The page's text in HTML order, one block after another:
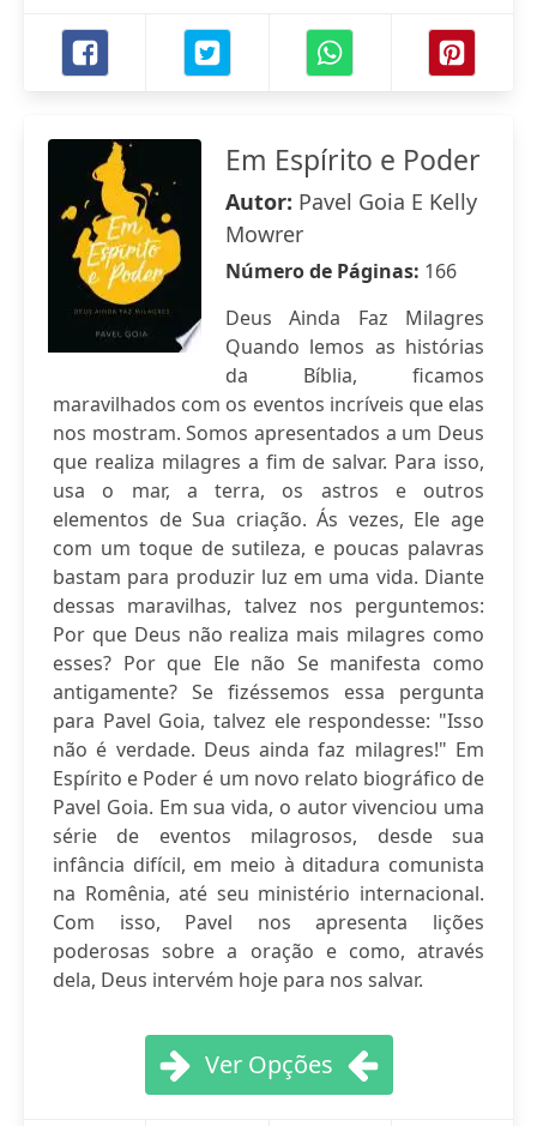
Em Espírito e Poder
Autor: Pavel Goia E Kelly
Mowrer
Número de Páginas: 166
Deus Ainda Faz Milagres
Quando lemos as histórias
da Bíblia, ficamos
maravilhados com os eventos incríveis que elas
nos mostram. Somos apresentados a um Deus
que realiza milagres a fim de salvar. Para isso,
usa o mar, a terra, os astros e outros
elementos de Sua criação. Ás vezes, Ele age
com um toque de sutileza, e poucas palavras
bastam para produzir luz em uma vida. Diante
dessas maravilhas, talvez nos perguntemos:
Por que Deus não realiza mais milagres como
esses? Por que Ele não Se manifesta como
antigamente? Se fizéssemos essa pergunta
para Pavel Goia, talvez ele respondesse: "Isso
não é verdade. Deus ainda faz milagres!" Em
Espírito e Poder é um novo relato biográfico de
Pavel Goia. Em sua vida, o autor vivenciou uma
série de eventos milagrosos, desde sua
infância difícil, em meio à ditadura comunista
na Romênia, até seu ministério internacional.
Com isso, Pavel nos apresenta lições
poderosas sobre a oração e como, através
dela, Deus intervém hoje para nos salvar.
Ver Opções